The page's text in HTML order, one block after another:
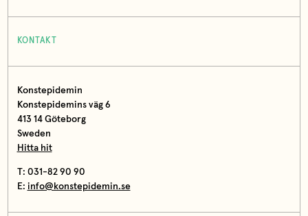
KONTAKT
Konstepidemin
Konstepidemins väg 6
413 14 Göteborg
Sweden
Hitta hit
T: 031-82 90 90
E: info@konstepidemin.se